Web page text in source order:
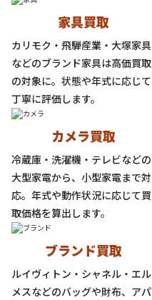
家具買取
カリモク・飛騨産業・大塚家具
などのブランド家具は高価買取
の対象に。状態や年式に応じて
丁寧に評価します。
カメラ買取
冷蔵庫・洗濯機・テレビなどの
大型家電から、小型家電まで対
応。年式や動作状況に応じて買
取価格を算出します。
ブランド買取
ルイヴィトン・シャネル・エル
メスなどのバッグや財布、アパ